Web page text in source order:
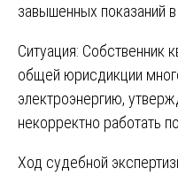
завышенных показаний
Ситуация: Собственник
общей юрисдикции
электроэнергию,
некорректно работать
Ход судебной